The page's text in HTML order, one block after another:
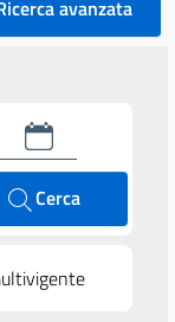
avanzata
Cerca